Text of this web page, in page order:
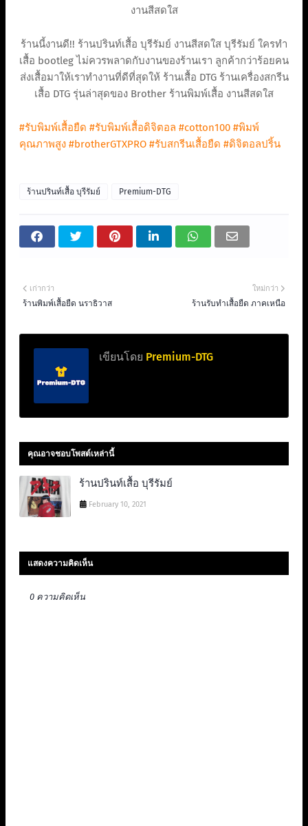
งานสีสดใส
ร้านนี้งานดี!! ร้านปรินท์เสื้อ บุรีรัมย์ งานสีสดใส บุรีรัมย์ ใครทำ
เสื้อ bootleg ไม่ควรพลาดกับงานของร้านเรา ลูกค้ากว่าร้อยคน
ส่งเสื้อมาให้เราทำงานที่ดีที่สุดให้ ร้านเสื้อ DTG ร้านเครื่องสกรีน
เสื้อ DTG รุ่นล่าสุดของ Brother ร้านพิมพ์เสื้อ งานสีสดใส
#รับพิมพ์เสื้อยืด #รับพิมพ์เสื้อดิจิตอล #cotton100 #พิมพ์
คุณภาพสูง #brotherGTXPRO #รับสกรีนเสื้อยืด #ดิจิตอลปริ้น
ร้านปรินท์เสื้อ บุรีรัมย์ Premium-DTG
ใหม่กว่า
ร้านรับทำเสื้อยืด ภาคเหนือ
เก่ากว่า
ร้านพิมพ์เสื้อยืด นราธิวาส
เขียนโดย Premium-DTG
คุณอาจชอบโพสต์เหล่านี้
ร้านปรินท์เสื้อ บุรีรัมย์
February 10, 2021
แสดงความคิดเห็น
0 ความคิดเห็น